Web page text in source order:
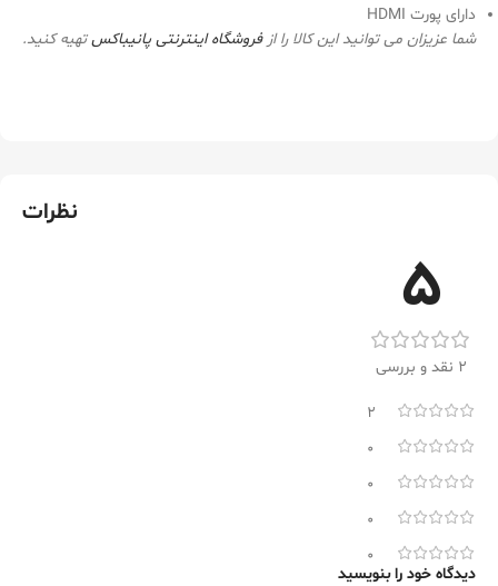
دارای پورت HDMI
شما عزیزان می توانید این کالا را ازفروشگاه اینترنتی پانیباکستهیه کنید.
نظرات
5
2 نقد و بررسی
2
0
0
0
0
دیدگاه خود را بنویسید